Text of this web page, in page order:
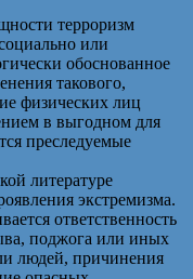
терроризм
или
обоснованное
такового,
физических лиц
в выгодном для
преследуемые
литературе
экстремизма.
ответственность
поджога или иных
людей, причинения